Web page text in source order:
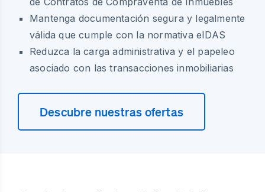
Mantenga documentación segura y legalmente
válida que cumple con la normativa eIDAS
Reduzca la carga administrativa y el papeleo
asociado con las transacciones inmobiliarias
Descubre nuestras ofertas